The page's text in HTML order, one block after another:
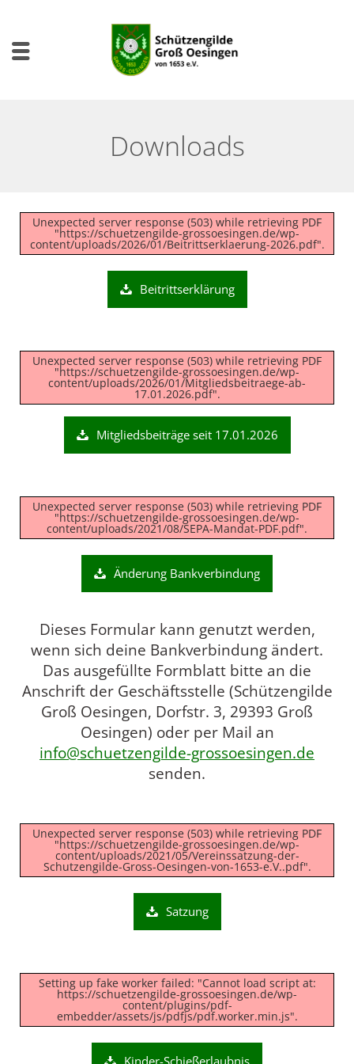
Downloads
Unexpected server response (503) while retrieving PDF
"https://schuetzengilde-grossoesingen.de/wp-
content/uploads/2026/01/Beitrittserklaerung-2026.pdf".
Beitrittserklärung
Unexpected server response (503) while retrieving PDF
"https://schuetzengilde-grossoesingen.de/wp-
content/uploads/2026/01/Mitgliedsbeitraege-ab-
17.01.2026.pdf".
Mitgliedsbeiträge seit 17.01.2026
Unexpected server response (503) while retrieving PDF
"https://schuetzengilde-grossoesingen.de/wp-
content/uploads/2021/08/SEPA-Mandat-PDF.pdf".
Änderung Bankverbindung
Dieses Formular kann genutzt werden,
wenn sich deine Bankverbindung ändert.
Das ausgefüllte Formblatt bitte an die
Anschrift der Geschäftsstelle (Schützengilde
Groß Oesingen, Dorfstr. 3, 29393 Groß
Oesingen) oder per Mail an
info@schuetzengilde-grossoesingen.de
senden.
Unexpected server response (503) while retrieving PDF
"https://schuetzengilde-grossoesingen.de/wp-
content/uploads/2021/05/Vereinssatzung-der-
Schutzengilde-Gross-Oesingen-von-1653-e.V..pdf".
Satzung
Setting up fake worker failed: "Cannot load script at:
https://schuetzengilde-grossoesingen.de/wp-
content/plugins/pdf-
embedder/assets/js/pdfjs/pdf.worker.min.js".
Kinder-Schießerlaubnis